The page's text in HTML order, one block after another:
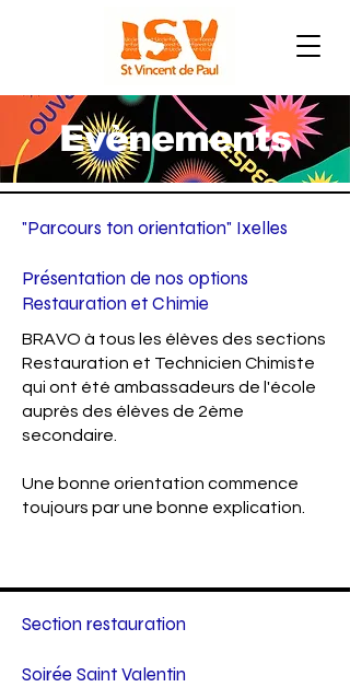
Evènements
"Parcours ton orientation" Ixelles
Présentation de nos options
Restauration et Chimie
BRAVO à tous les élèves des sections
Restauration et Technicien Chimiste
qui ont été ambassadeurs de l'école
auprès des élèves de 2ème
secondaire.
Une bonne orientation commence
toujours par une bonne explication.
Section restauration
Soirée Saint Valentin